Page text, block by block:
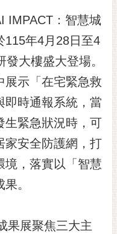
IMPACT：智慧城
115年4月28日至4
大樓盛大登場。
展示「在宅緊急救
即時通報系統，當
生緊急狀況時，可
家安全防護網，打
境，落實以「智慧
。
果展聚焦三大主